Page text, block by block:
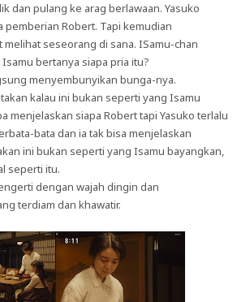
dan pulang ke arag berlawaan. Yasuko
pemberian Robert. Tapi kemudian
seseorang di sana. ISamu-chan
bertanya siapa pria itu?
menyembunyikan bunga-nya.
kalau ini bukan seperti yang Isamu
menjelaskan siapa Robert tapi Yasuko terlalu
bata dan ia tak bisa menjelaskan
ini bukan seperti yang Isamu bayangkan,
seperti itu.
dengan wajah dingin dan
terdiam dan khawatir.